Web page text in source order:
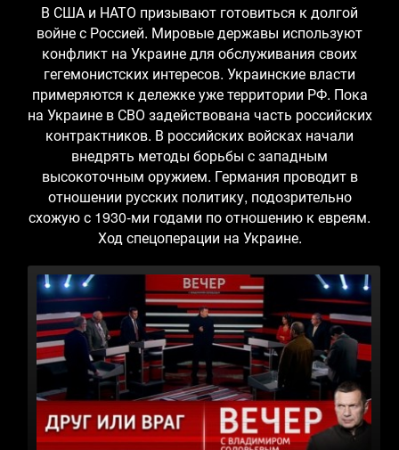
В США и НАТО призывают готовиться к долгой
войне с Россией. Мировые державы используют
конфликт на Украине для обслуживания своих
гегемонистских интересов. Украинские власти
примеряются к дележке уже территории РФ. Пока
на Украине в СВО задействована часть российских
контрактников. В российских войсках начали
внедрять методы борьбы с западным
высокоточным оружием. Германия проводит в
отношении русских политику, подозрительно
схожую с 1930-ми годами по отношению к евреям.
Ход спецоперации на Украине.